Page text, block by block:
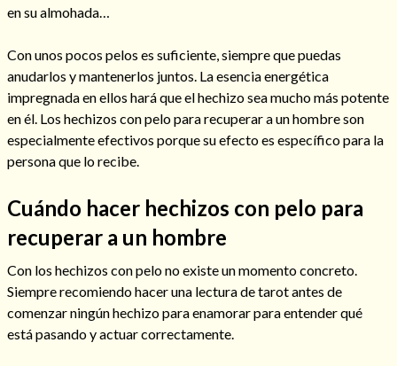
Cómo alejar a la amante de mi esposo
en su almohada…
Con unos pocos pelos es suficiente, siempre que puedas
anudarlos y mantenerlos juntos. La esencia energética
impregnada en ellos hará que el hechizo sea mucho más potente
en él. Los hechizos con pelo para recuperar a un hombre son
especialmente efectivos porque su efecto es específico para la
persona que lo recibe.
Cuándo hacer hechizos con pelo para
recuperar a un hombre
Con los hechizos con pelo no existe un momento concreto.
Siempre recomiendo hacer una lectura de tarot antes de
comenzar ningún hechizo para enamorar para entender qué
está pasando y actuar correctamente.